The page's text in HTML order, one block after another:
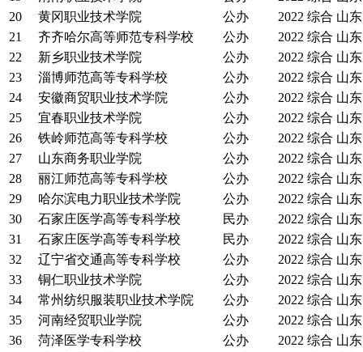
20
黄冈职业技术学院 公办 2022 综合 山东
21
齐齐哈尔高等师范专科学校 公办 2022 综合 山东
22
新乡职业技术学院 公办 2022 综合 山东
23
淄博师范高等专科学校 公办 2022 综合 山东
24
安徽商贸职业技术学院 公办 2022 综合 山东
25
宜春职业技术学院 公办 2022 综合 山东
26
铁岭师范高等专科学校 公办 2022 综合 山东
27
山东商务职业学院 公办 2022 综合 山东
28
丽江师范高等专科学校 公办 2022 综合 山东
29
哈尔滨电力职业技术学院 公办 2022 综合 山东
30
石家庄医学高等专科学校 民办 2022 综合 山东
31
石家庄医学高等专科学校 民办 2022 综合 山东
32
辽宁省交通高等专科学校 公办 2022 综合 山东
33
铜仁职业技术学院 公办 2022 综合 山东
34
常州纺织服装职业技术学院 公办 2022 综合 山东
35
河南经贸职业学院 公办 2022 综合 山东
36
菏泽医学专科学校 公办 2022 综合 山东